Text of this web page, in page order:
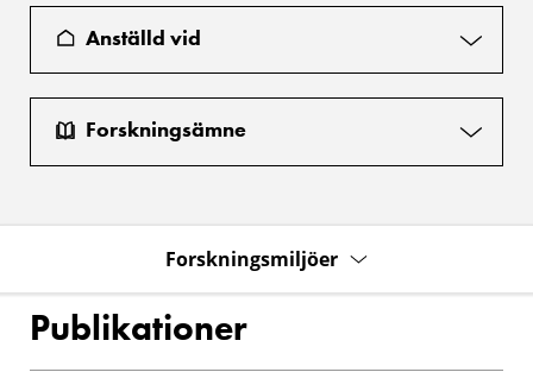
Anställd vid
Forskningsämne
Forskningsmiljöer
Publikationer